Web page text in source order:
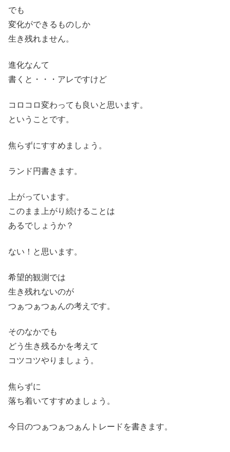
でも
変化ができるものしか
生き残れません。
進化なんて
書くと・・・アレですけど
コロコロ変わっても良いと思います。
ということです。
焦らずにすすめましょう。
ランド円書きます。
上がっています。
このまま上がり続けることは
あるでしょうか？
ない！と思います。
希望的観測では
生き残れないのが
つぁつぁつぁんの考えです。
そのなかでも
どう生き残るかを考えて
コツコツやりましょう。
焦らずに
落ち着いてすすめましょう。
今日のつぁつぁつぁんトレードを書きます。